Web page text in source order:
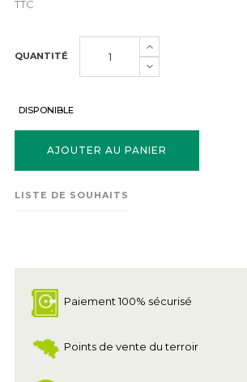
TTC
QUANTITÉ
DISPONIBLE
AJOUTER AU PANIER
LISTE DE SOUHAITS
Paiement 100% sécurisé
Points de vente du terroir